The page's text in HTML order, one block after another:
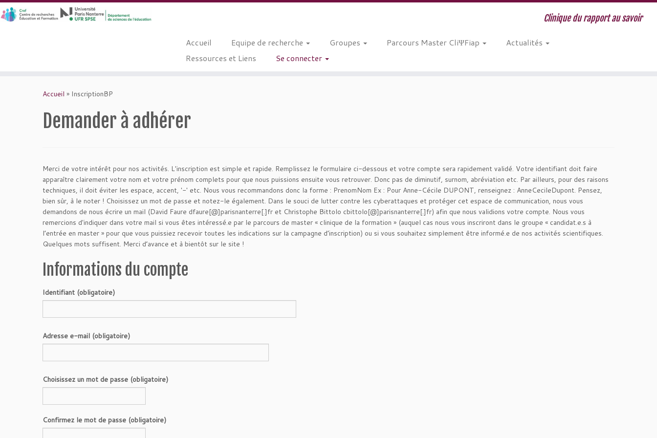
Clinique du rapport au savoir
Accueil Equipe de recherche Groupes Parcours Master CliΨFiap
Actualités
Ressources et Liens
Se connecter
Accueil » InscriptionBP
Demander à adhérer
Merci de votre intérêt pour nos activités. L'inscription est simple et rapide. Remplissez le formulaire ci-dessous et votre compte sera rapidement validé. Votre identifiant doit faire
apparaître clairement votre nom et votre prénom complets pour que nous puissions ensuite vous retrouver. Donc pas de diminutif, surnom, abréviation etc. Par ailleurs, pour des raisons
techniques, il doit éviter les espace, accent, '-' etc. Nous vous recommandons donc la forme : PrenomNom Ex : Pour Anne-Cécile DUPONT, renseignez : AnneCecileDupont. Pensez,
bien sûr, à le noter ! Choisissez un mot de passe et notez-le également. Dans le souci de lutter contre les cyberattaques et protéger cet espace de communication, nous vous
demandons de nous écrire un mail (David Faure dfaure[@]parisnanterre[.]fr et Christophe Bittolo cbittolo[@]parisnanterre[.]fr) afin que nous validions votre compte. Nous vous
remercions d'indiquer dans votre mail si vous êtes intéressé.e par le parcours de master « clinique de la formation » (auquel cas nous vous inscriront dans le groupe « candidat.e.s à
l’entrée en master » pour que vous puissiez recevoir toutes les indications sur la campagne d’inscription) ou si vous souhaitez simplement être informé.e de nos activités scientifiques.
Quelques mots suffisent. Merci d’avance et à bientôt sur le site !
Informations du compte
Identifiant (obligatoire)
Adresse e-mail (obligatoire)
Choisissez un mot de passe (obligatoire)
Confirmez le mot de passe (obligatoire)